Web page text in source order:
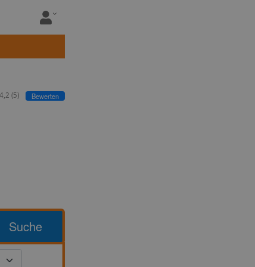
4,2 (5) Bewerten
Suche